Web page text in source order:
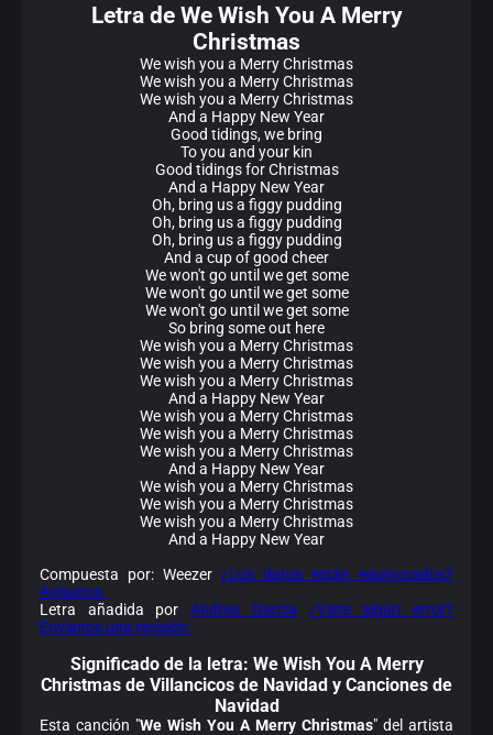
Letra de We Wish You A Merry
Christmas
We wish you a Merry Christmas
We wish you a Merry Christmas
We wish you a Merry Christmas
And a Happy New Year
Good tidings, we bring
To you and your kin
Good tidings for Christmas
And a Happy New Year
Oh, bring us a figgy pudding
Oh, bring us a figgy pudding
Oh, bring us a figgy pudding
And a cup of good cheer
We won't go until we get some
We won't go until we get some
We won't go until we get some
So bring some out here
We wish you a Merry Christmas
We wish you a Merry Christmas
We wish you a Merry Christmas
And a Happy New Year
We wish you a Merry Christmas
We wish you a Merry Christmas
We wish you a Merry Christmas
And a Happy New Year
We wish you a Merry Christmas
We wish you a Merry Christmas
We wish you a Merry Christmas
And a Happy New Year
Compuesta por: Weezer ¿Los datos están equivocados?
Avísanos.
Letra añadida porAndrea Garcia
¿Viste algún error?
Envíanos una revisión.
Significado de la letra: We Wish You A Merry
Christmas de Villancicos de Navidad y Canciones de
Navidad
Esta canción "We Wish You A Merry Christmas" del artista